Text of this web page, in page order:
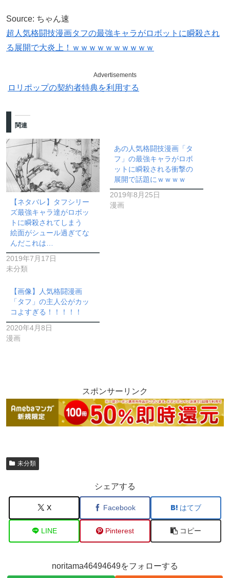
Source: ちゃん速
超人気格闘技漫画タフの最強キャラがロボットに瞬殺され
る展開で大炎上！ｗｗｗｗｗｗｗｗｗｗ
Advertisements
ロリポップの契約者特典を利用する
関連
【ネタバレ】タフシリー
ズ最強キャラ達がロボッ
トに瞬殺されてしまう
絵面がシュール過ぎてな
んだこれは…
2019年7月17日
未分類
あの人気格闘技漫画「タ
フ」の最強キャラがロボ
ットに瞬殺される衝撃の
展開で話題にｗｗｗｗ
2019年8月25日
漫画
【画像】人気格闘漫画
「タフ」の主人公がカッ
コよすぎる！！！！！
2020年4月8日
漫画
スポンサーリンク
未分類
シェアする
X Facebook はてブ
LINE Pinterest コピー
noritama46494649をフォローする